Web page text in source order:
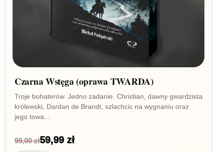
Czarna Wstęga (oprawa TWARDA)
Troje bohaterów. Jedno zadanie. Christian, dawny gwardzista
królewski, Dardan de Brandt, szlachcic na wygnaniu oraz
jego towa...
99,00 zł59,99 zł